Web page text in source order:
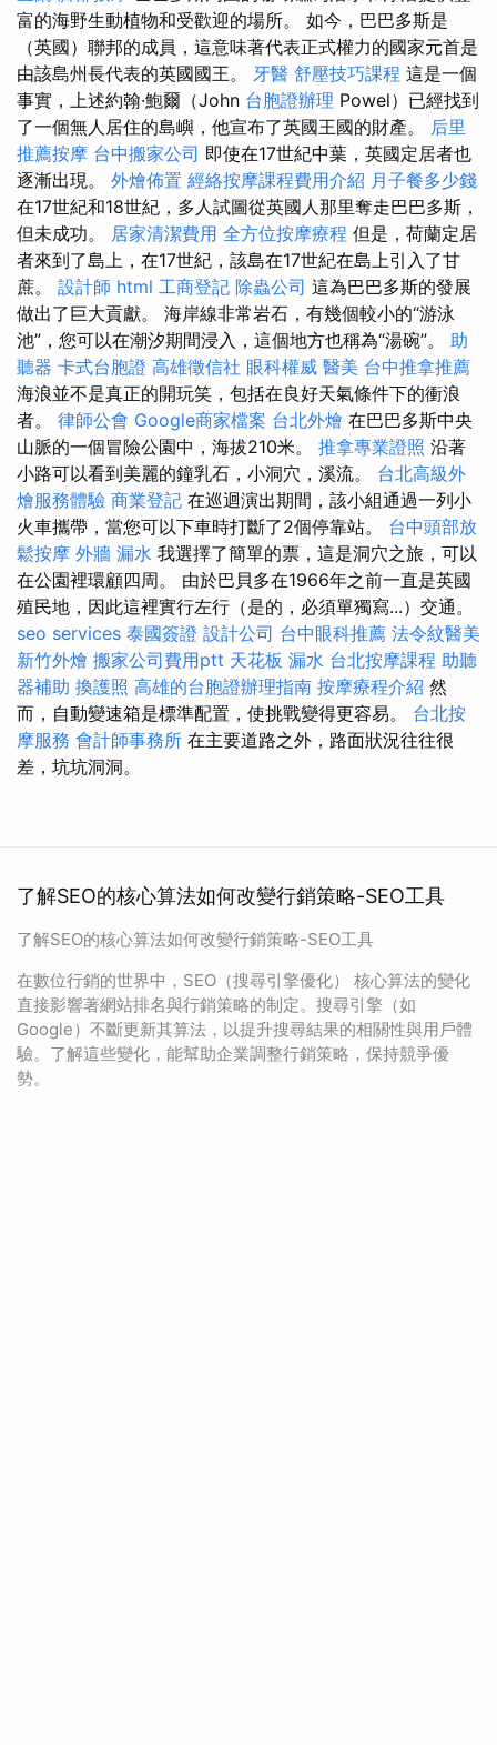
富的海野生動植物和受歡迎的場所。 如今，巴巴多斯是
（英國）聯邦的成員，這意味著代表正式權力的國家元首是
由該島州長代表的英國國王。 牙醫 舒壓技巧課程 這是一個
事實，上述約翰·鮑爾（John 台胞證辦理 Powel）已經找到
了一個無人居住的島嶼，他宣布了英國王國的財產。 后里
推薦按摩 台中搬家公司 即使在17世紀中葉，英國定居者也
逐漸出現。 外燴佈置 經絡按摩課程費用介紹 月子餐多少錢
在17世紀和18世紀，多人試圖從英國人那里奪走巴巴多斯，
但未成功。 居家清潔費用 全方位按摩療程 但是，荷蘭定居
者來到了島上，在17世紀，該島在17世紀在島上引入了甘
蔗。 設計師 html 工商登記 除蟲公司 這為巴巴多斯的發展
做出了巨大貢獻。 海岸線非常岩石，有幾個較小的“游泳
池”，您可以在潮汐期間浸入，這個地方也稱為“湯碗”。 助
聽器 卡式台胞證 高雄徵信社 眼科權威 醫美 台中推拿推薦
海浪並不是真正的開玩笑，包括在良好天氣條件下的衝浪
者。 律師公會 Google商家檔案 台北外燴 在巴巴多斯中央
山脈的一個冒險公園中，海拔210米。 推拿專業證照 沿著
小路可以看到美麗的鐘乳石，小洞穴，溪流。 台北高級外
燴服務體驗 商業登記 在巡迴演出期間，該小組通過一列小
火車攜帶，當您可以下車時打斷了2個停靠站。 台中頭部放
鬆按摩 外牆 漏水 我選擇了簡單的票，這是洞穴之旅，可以
在公園裡環顧四周。 由於巴貝多在1966年之前一直是英國
殖民地，因此這裡實行左行（是的，必須單獨寫...）交通。
seo services 泰國簽證 設計公司 台中眼科推薦 法令紋醫美
新竹外燴 搬家公司費用ptt 天花板 漏水 台北按摩課程 助聽
器補助 換護照 高雄的台胞證辦理指南 按摩療程介紹 然
而，自動變速箱是標準配置，使挑戰變得更容易。 台北按
摩服務 會計師事務所 在主要道路之外，路面狀況往往很
差，坑坑洞洞。
了解SEO的核心算法如何改變行銷策略-SEO工具
了解SEO的核心算法如何改變行銷策略-SEO工具
在數位行銷的世界中，SEO（搜尋引擎優化） 核心算法的變化
直接影響著網站排名與行銷策略的制定。搜尋引擎（如
Google）不斷更新其算法，以提升搜尋結果的相關性與用戶體
驗。了解這些變化，能幫助企業調整行銷策略，保持競爭優
勢。